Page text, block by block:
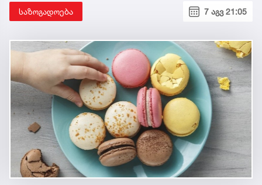
საზოგადოება 7 აგვ 21:05